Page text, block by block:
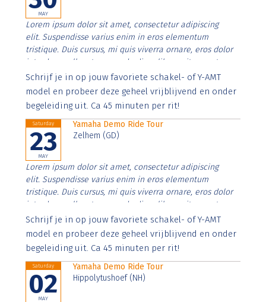
MAY
Lorem ipsum dolor sit amet, consectetur adipiscing
elit. Suspendisse varius enim in eros elementum
tristique. Duis cursus, mi quis viverra ornare, eros dolor
interdum nulla, ut commodo diam libero vitae erat.
Aenean faucibus nibh et justo cursus id rutrum lorem
imperdiet. Nunc ut sem vitae risus tristique posuere.
Schrijf je in op jouw favoriete schakel- of Y-AMT
model en probeer deze geheel vrijblijvend en onder
begeleiding uit. Ca 45 minuten per rit!
Saturday
23
MAY
Yamaha Demo Ride Tour
Zelhem (GD)
Lorem ipsum dolor sit amet, consectetur adipiscing
elit. Suspendisse varius enim in eros elementum
tristique. Duis cursus, mi quis viverra ornare, eros dolor
interdum nulla, ut commodo diam libero vitae erat.
Aenean faucibus nibh et justo cursus id rutrum lorem
imperdiet. Nunc ut sem vitae risus tristique posuere.
Schrijf je in op jouw favoriete schakel- of Y-AMT
model en probeer deze geheel vrijblijvend en onder
begeleiding uit. Ca 45 minuten per rit!
Saturday
02
MAY
Yamaha Demo Ride Tour
Hippolytushoef (NH)